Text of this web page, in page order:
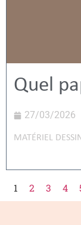
Quel
27/03/2026
MATÉRIEL
1 2 3 4